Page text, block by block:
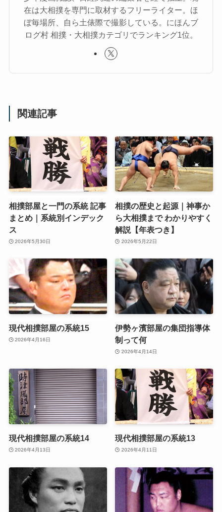
在は大相撲を専門に取材するフリーライター。ほ
ぼ毎場所、自ら土俵際で撮影している。にほんブ
ログ村 相撲・大相撲カテゴリでランキング1位。
関連記事
相撲部屋と一門の系統 記事
まとめ｜系統別インデック
ス
2026年5月30日
相撲の歴史と起源｜神事か
ら大相撲まで わかりやすく
解説【年表つき】
2026年5月22日
現代相撲部屋の系統15
2026年4月16日
伊勢ヶ濱部屋の集団指導体
制って何
2026年4月14日
現代相撲部屋の系統14
2026年4月13日
現代相撲部屋の系統13
2026年4月11日